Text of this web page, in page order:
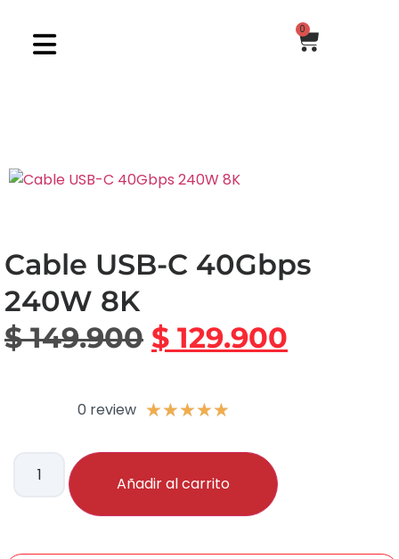
0
Cable USB-C 40Gbps
240W 8K
$149.900 $ 129.900
0 review ★★★★★
Añadir al carrito